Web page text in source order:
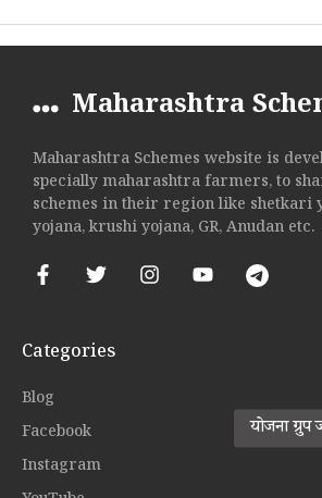
Maharashtra
Maharashtra Schemes website is
specially maharashtra farmers, to
schemes in their region like shetkari
yojana, krushi yojana, GR, Anudan etc.
Categories
Blog
Facebook
Instagram